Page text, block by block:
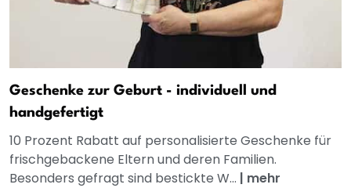
Geschenke zur Geburt - individuell und
handgefertigt
10 Prozent Rabatt auf personalisierte Geschenke für
frischgebackene Eltern und deren Familien.
Besonders gefragt sind bestickte W... | mehr